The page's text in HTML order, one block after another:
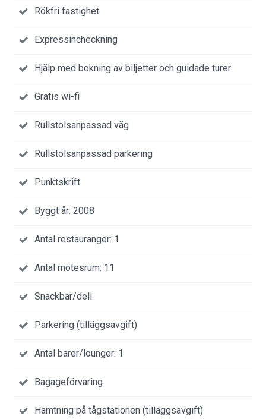
Rökfri fastighet
Expressincheckning
Hjälp med bokning av biljetter och guidade turer
Gratis wi-fi
Rullstolsanpassad väg
Rullstolsanpassad parkering
Punktskrift
Byggt år: 2008
Antal restauranger: 1
Antal mötesrum: 11
Snackbar/deli
Parkering (tilläggsavgift)
Antal barer/lounger: 1
Bagageförvaring
Hämtning på tågstationen (tilläggsavgift)